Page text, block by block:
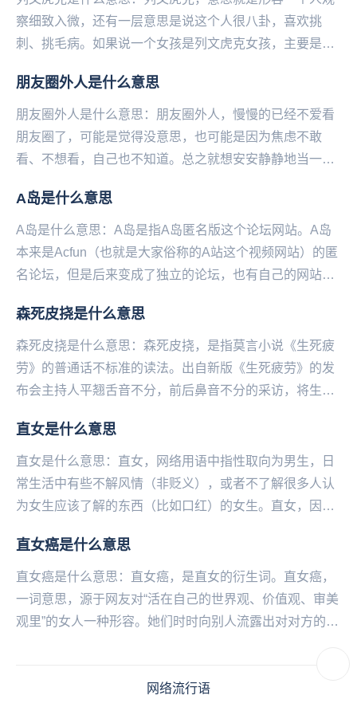
察细致入微，还有一层意思是说这个人很八卦，喜欢挑
刺、挑毛病。如果说一个女孩是列文虎克女孩，主要是形
从...
朋友圈外人是什么意思
朋友圈外人是什么意思：朋友圈外人，慢慢的已经不爱看
朋友圈了，可能是觉得没意思，也可能是因为焦虑不敢
看、不想看，自己也不知道。总之就想安安静静地当一个
—...
A岛是什么意思
A岛是什么意思：A岛是指A岛匿名版这个论坛网站。A岛
本来是Acfun（也就是大家俗称的A站这个视频网站）的匿
名论坛，但是后来变成了独立的论坛，也有自己的网站和
森死皮挠是什么意思
森死皮挠是什么意思：森死皮挠，是指莫言小说《生死疲
劳》的普通话不标准的读法。出自新版《生死疲劳》的发
布会主持人平翘舌音不分，前后鼻音不分的采访，将生死
学...
直女是什么意思
直女是什么意思：直女，网络用语中指‌‌‌‌‌‌‌‌‌‌‌性取向为男生，日
常生活中有些不解风情（非贬义），或者不了解很多人认
为女生应该了解的东西（比如口红）的女生。直女，因为
直女癌是什么意思
直女癌是什么意思：直女癌，是直女的衍生词。直女癌，
一词意思，源于网友对“活在自己的世界观、价值观、审美
观里”的女人一种形容。她们时时向别人流露出对对方的不
网络流行语